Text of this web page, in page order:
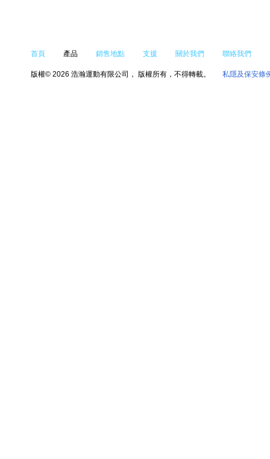
首頁 產品 銷售地點 支援 關於我們 聯絡我們
版權© 2026 浩瀚運動有限公司， 版權所有，不得轉載。 私隱及保安條